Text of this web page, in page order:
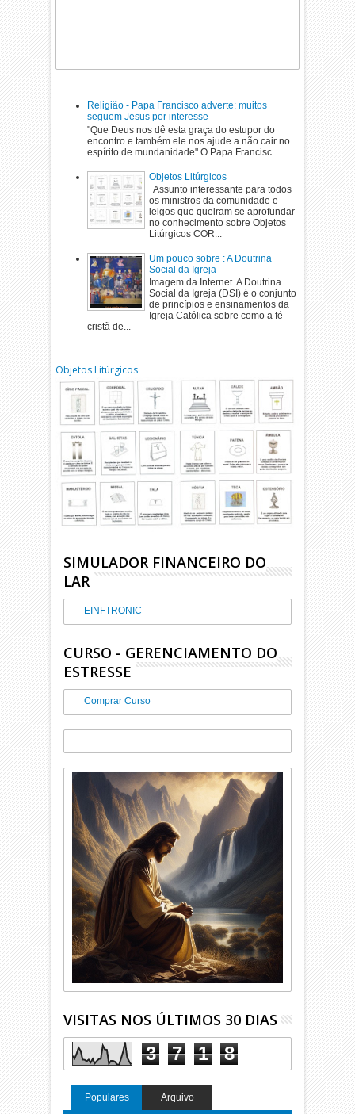
Religião - Papa Francisco adverte: muitos
seguem Jesus por interesse
"Que Deus nos dê esta graça do estupor do
encontro e também ele nos ajude a não cair no
espírito de mundanidade" O Papa Francisc...
Objetos Litúrgicos
Assunto interessante para todos
os ministros da comunidade e
leigos que queiram se aprofundar
no conhecimento sobre Objetos
Litúrgicos COR...
Um pouco sobre : A Doutrina
Social da Igreja
Imagem da Internet A Doutrina
Social da Igreja (DSI) é o conjunto
de princípios e ensinamentos da
Igreja Católica sobre como a fé
cristã de...
Objetos Litúrgicos
SIMULADOR FINANCEIRO DO
LAR
EINFTRONIC
CURSO - GERENCIAMENTO DO
ESTRESSE
Comprar Curso
VISITAS NOS ÚLTIMOS 30 DIAS
3 7 1 8
Populares Arquivo